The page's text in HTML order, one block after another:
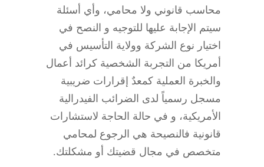
محاسب قانوني ولا محامي، وأي أسئلة
سيتم الإجابة عليها للتوجيه و النصح في
اختيار نوع الشركة وولاية التأسيس في
أمريكا من التجربة الشخصية كرائد أعمال
والخبرة العملية كمعدٌ إقرارات ضريبية
مسجل رسمياً لدى الضرائب الفيدرالية
الأمريكية، و في حالة الحاجة لاستشارات
قانونية فالنصيحة هي الرجوع لمحامي
متخصص في مجال قضيتك أو مشكلتك.